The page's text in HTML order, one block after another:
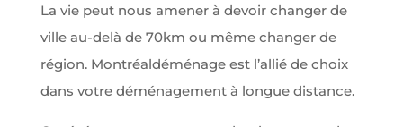
La vie peut nous amener à devoir changer de
ville au-delà de 70km ou même changer de
région. Montréaldéménage est l’allié de choix
dans votre déménagement à longue distance.